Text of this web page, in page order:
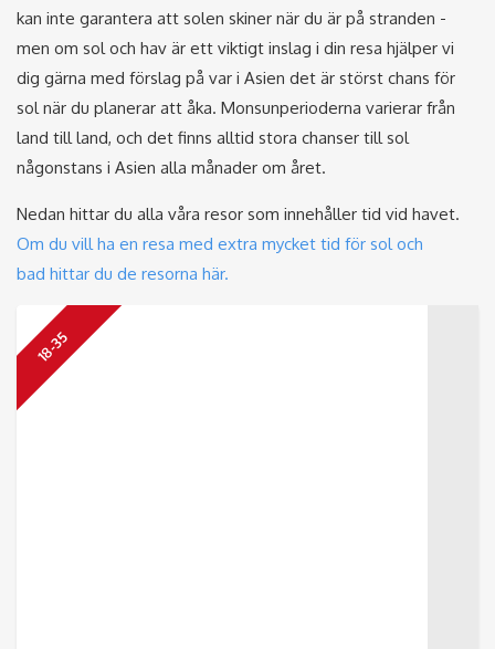
kan inte garantera att solen skiner när du är på stranden -
men om sol och hav är ett viktigt inslag i din resa hjälper vi
dig gärna med förslag på var i Asien det är störst chans för
sol när du planerar att åka. Monsunperioderna varierar från
land till land, och det finns alltid stora chanser till sol
någonstans i Asien alla månader om året.
Nedan hittar du alla våra resor som innehåller tid vid havet.
Om du vill ha en resa med extra mycket tid för sol och
bad hittar du de resorna här.
18-35